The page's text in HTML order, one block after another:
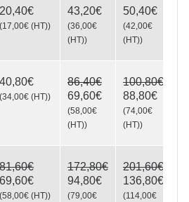
20,40€
(17,00€ (HT))
43,20€
(36,00€
(HT))
50,40€
(42,00€
(HT))
40,80€
(34,00€ (HT))
86,40€
69,60€
(58,00€
(HT))
100,80€
88,80€
(74,00€
(HT))
81,60€
69,60€
(58,00€ (HT))
172,80€
94,80€
(79,00€
201,60€
136,80€
(114,00€